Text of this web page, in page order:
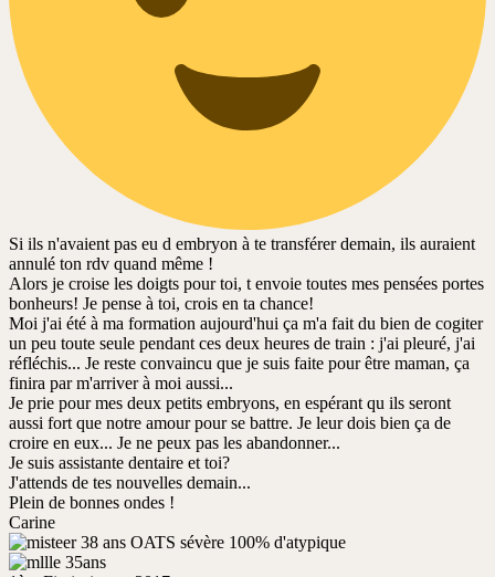
Si ils n'avaient pas eu d embryon à te transférer demain, ils auraient
annulé ton rdv quand même !
Alors je croise les doigts pour toi, t envoie toutes mes pensées portes
bonheurs! Je pense à toi, crois en ta chance!
Moi j'ai été à ma formation aujourd'hui ça m'a fait du bien de cogiter
un peu toute seule pendant ces deux heures de train : j'ai pleuré, j'ai
réfléchis... Je reste convaincu que je suis faite pour être maman, ça
finira par m'arriver à moi aussi...
Je prie pour mes deux petits embryons, en espérant qu ils seront
aussi fort que notre amour pour se battre. Je leur dois bien ça de
croire en eux... Je ne peux pas les abandonner...
Je suis assistante dentaire et toi?
J'attends de tes nouvelles demain...
Plein de bonnes ondes !
Carine
38 ans OATS sévère 100% d'atypique
35ans